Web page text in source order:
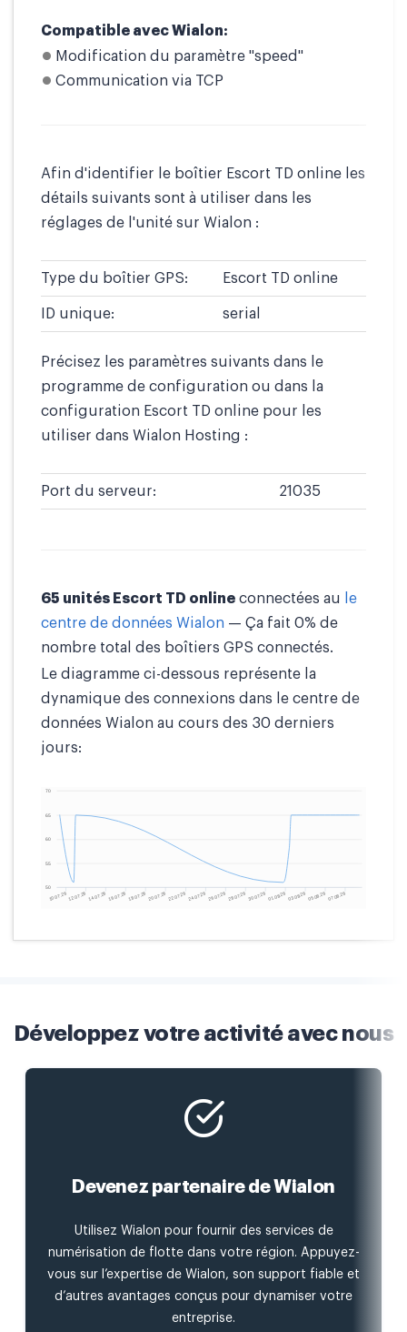
Compatible avec Wialon:
Modification du paramètre "speed"
Communication via TCP
Afin d'identifier le boîtier Escort TD online les
détails suivants sont à utiliser dans les
réglages de l'unité sur Wialon :
Type du boîtier GPS: Escort TD online
ID unique: serial
Précisez les paramètres suivants dans le
programme de configuration ou dans la
configuration Escort TD online pour les
utiliser dans Wialon Hosting :
Port du serveur: 21035
65 unités Escort TD online connectées au
le
centre de données Wialon — Ça fait 0% de
nombre total des boîtiers GPS connectés.
Le diagramme ci-dessous représente la
dynamique des connexions dans le centre de
données Wialon au cours des 30 derniers
jours:
Développez votre activité avec nous
Devenez partenaire de Wialon
Utilisez Wialon pour fournir des services de
numérisation de flotte dans votre région. Appuyez-
vous sur l’expertise de Wialon, son support fiable et
d’autres avantages conçus pour dynamiser votre
entreprise.